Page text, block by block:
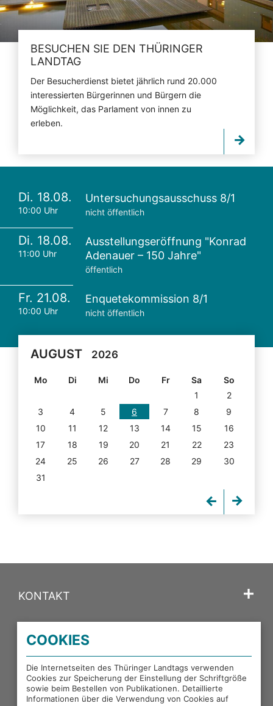
BESUCHEN SIE DEN THÜRINGER
LANDTAG
Der Besucherdienst bietet jährlich rund 20.000
interessierten Bürgerinnen und Bürgern die
Möglichkeit, das Parlament von innen zu
erleben.
Di. 18.08.
10:00 Uhr
Untersuchungsausschuss 8/1
nicht öffentlich
Di. 18.08.
11:00 Uhr
Ausstellungseröffnung "Konrad
Adenauer – 150 Jahre"
öffentlich
Fr. 21.08.
10:00 Uhr
Enquetekommission 8/1
nicht öffentlich
AUGUST 2026
Mo Di Mi Do Fr Sa
So
1
2
3
4 5 6 7 8
9
10
11 12 13 14 15
16
17
18 19 20 21 22
23
24
25 26 27 28 29
30
31
KONTAKT
PORTALE DES THÜRINGER LANDTAGS
EXTERNE LINKS
COOKIES
Die Internetseiten des Thüringer Landtags verwenden
Cookies zur Speicherung der Einstellung der Schriftgröße
sowie beim Bestellen von Publikationen. Detaillierte
Informationen über die Verwendung von Cookies auf